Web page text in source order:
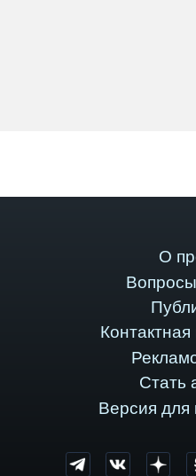
О
Стать
Версия для